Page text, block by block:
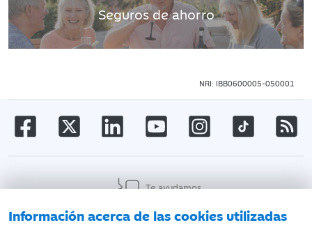
Información acerca de las cookies utilizadas
Seguros de ahorro
NRI: IBB0600005-050001
Te ayudamos